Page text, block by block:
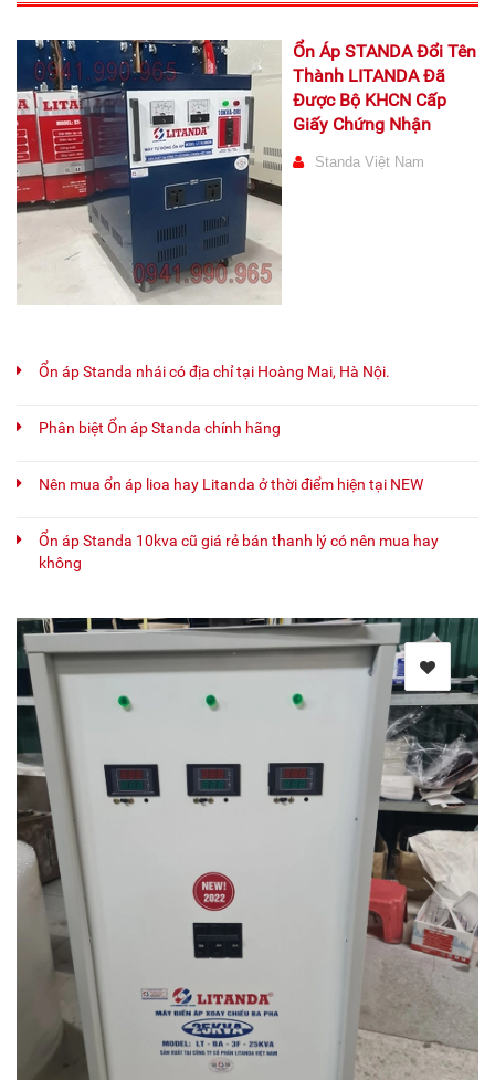
Ổn Áp STANDA Đổi Tên
Thành LITANDA Đã
Được Bộ KHCN Cấp
Giấy Chứng Nhận
Standa Việt Nam
Ổn áp Standa nhái có địa chỉ tại Hoàng Mai, Hà Nội.
Phân biệt Ổn áp Standa chính hãng
Nên mua ổn áp lioa hay Litanda ở thời điểm hiện tại NEW
Ổn áp Standa 10kva cũ giá rẻ bán thanh lý có nên mua hay
không